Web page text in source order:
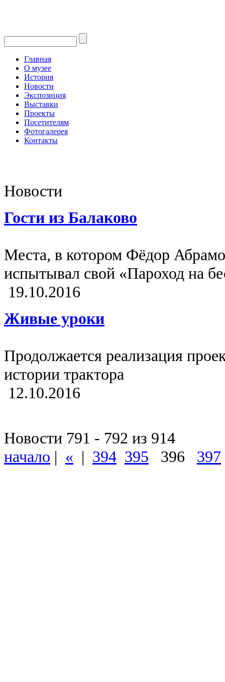
Главная
О музее
История
Новости
Экспозиция
Выставки
Проекты
Посетителям
Фотогалерея
Контакты
Новости
Гости из Балаково
Места, в котором Фёдор
испытывал свой «Пароход на
19.10.2016
Живые уроки
Продолжается реализация
истории трактора
12.10.2016
Новости 791 - 792 из 914
начало | « | 394 395 396 397